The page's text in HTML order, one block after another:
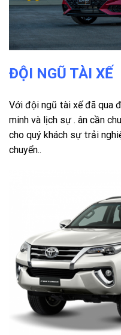
ĐỘI NGŨ TÀI XẾ
Với đội ngũ tài xế đã qua
minh và lịch sự . ân cần
cho quý khách sự trải
chuyển..